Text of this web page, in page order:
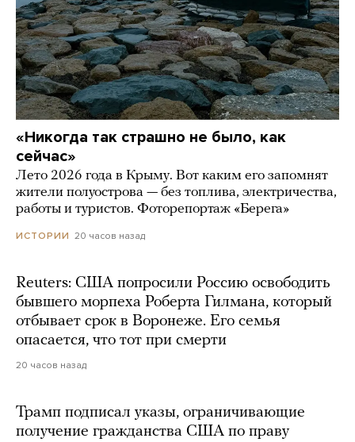
«Никогда так страшно не было, как
сейчас»
Лето 2026 года в Крыму. Вот каким его запомнят
жители полуострова — без топлива, электричества,
работы и туристов. Фоторепортаж «Берега»
ИСТОРИИ 20 часов назад
Reuters: США попросили Россию освободить
бывшего морпеха Роберта Гилмана, который
отбывает срок в Воронеже. Его семья
опасается, что тот при смерти
20 часов назад
Трамп подписал указы, ограничивающие
получение гражданства США по праву